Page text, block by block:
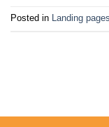
Posted in Landing pages